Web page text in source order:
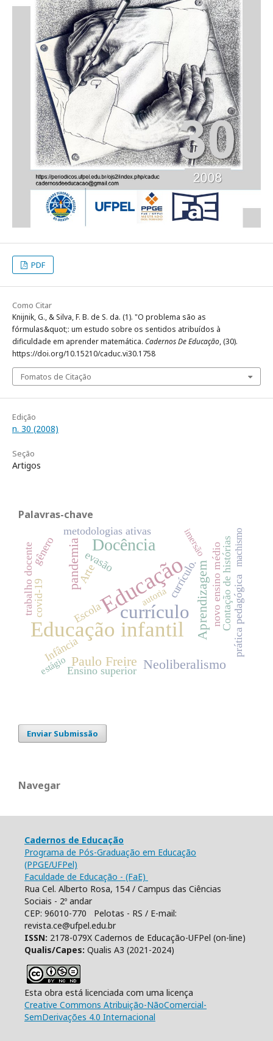
PDF
Como Citar
Knijnik, G., & Silva, F. B. de S. da. (1). "O problema são as
fórmulas&quot;: um estudo sobre os sentidos atribuídos à
dificuldade em aprender matemática. Cadernos De Educação, (30).
https://doi.org/10.15210/caduc.vi30.1758
Fomatos de Citação
Edição
n. 30 (2008)
Seção
Artigos
Palavras-chave
Educação
Educação infantil
currículo
Docência
pandemia
Paulo Freire Neoliberalismo
Aprendizagem
covid-19 currículo.
evasão novo ensino médio
Infância
metodologias ativas
Contação de histórias
trabalho docente Arte
prática pedagógica
Ensino superior
gênero
Escola
machismo
estágio
imersão
autoria
Enviar Submissão
Navegar
Cadernos de Educação
Programa de Pós-Graduação em Educação
(PPGE/UFPel)
Faculdade de Educação - (FaE)
Rua Cel. Alberto Rosa, 154 / Campus das Ciências
Sociais - 2º andar
CEP: 96010-770 Pelotas - RS / E-mail:
revista.ce@ufpel.edu.br
ISSN: 2178-079X Cadernos de Educação-UFPel (on-line)
Qualis/Capes: Qualis A3 (2021-2024)
Esta obra está licenciada com uma licença
Creative Commons Atribuição-NãoComercial-
SemDerivações 4.0 Internacional